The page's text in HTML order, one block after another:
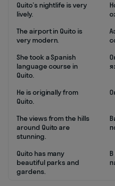
Quito’s nightlife is very
lively.
The airport in Quito is
very modern.
She took a Spanish
language course in
Quito.
He is originally from
Quito.
The views from the hills
around Quito are
stunning.
Quito has many
beautiful parks and
gardens.